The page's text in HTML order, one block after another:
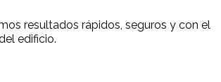
resultados rápidos, seguros y con el
edificio.